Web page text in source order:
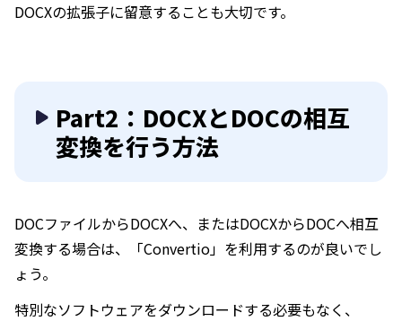
DOCXの拡張子に留意することも大切です。
Part2：DOCXとDOCの相互
変換を行う方法
DOCファイルからDOCXへ、またはDOCXからDOCへ相互
変換する場合は、「Convertio」を利用するのが良いでし
ょう。
特別なソフトウェアをダウンロードする必要もなく、